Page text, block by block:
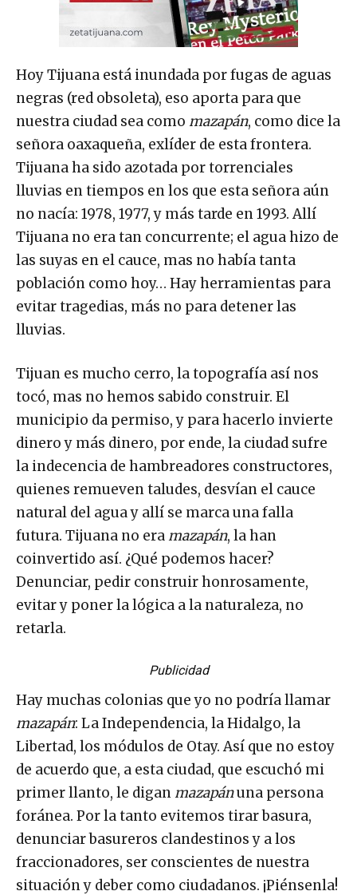
Hoy Tijuana está inundada por fugas de aguas
negras (red obsoleta), eso aporta para que
nuestra ciudad sea como mazapán, como dice la
señora oaxaqueña, exlíder de esta frontera.
Tijuana ha sido azotada por torrenciales
lluvias en tiempos en los que esta señora aún
no nacía: 1978, 1977, y más tarde en 1993. Allí
Tijuana no era tan concurrente; el agua hizo de
las suyas en el cauce, mas no había tanta
población como hoy… Hay herramientas para
evitar tragedias, más no para detener las
lluvias.
Tijuan es mucho cerro, la topografía así nos
tocó, mas no hemos sabido construir. El
municipio da permiso, y para hacerlo invierte
dinero y más dinero, por ende, la ciudad sufre
la indecencia de hambreadores constructores,
quienes remueven taludes, desvían el cauce
natural del agua y allí se marca una falla
futura. Tijuana no eramazapán, la han
coinvertido así. ¿Qué podemos hacer?
Denunciar, pedir construir honrosamente,
evitar y poner la lógica a la naturaleza, no
retarla.
Publicidad
Hay muchas colonias que yo no podría llamar
mazapán: La Independencia, la Hidalgo, la
Libertad, los módulos de Otay. Así que no estoy
de acuerdo que, a esta ciudad, que escuchó mi
primer llanto, le diganmazapánuna persona
foránea. Por la tanto evitemos tirar basura,
denunciar basureros clandestinos y a los
fraccionadores, ser conscientes de nuestra
situación y deber como ciudadanos. ¡Piénsenla!